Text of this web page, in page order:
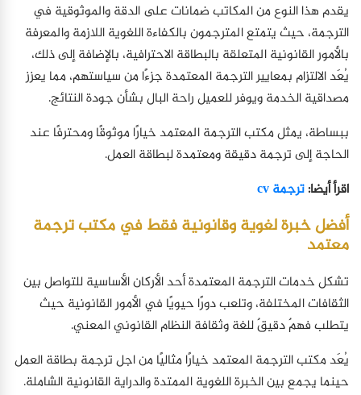
يقدم هذا النوع من المكاتب ضمانات على الدقة والموثوقية في
الترجمة، حيث يتمتع المترجمون بالكفاءة اللغوية اللازمة والمعرفة
بالأمور القانونية المتعلقة بالبطاقة الاحترافية، بالإضافة إلى ذلك،
يُعَد الالتزام بمعايير الترجمة المعتمدة جزءًا من سياستهم، مما يعزز
مصداقية الخدمة ويوفر للعميل راحة البال بشأن جودة النتائج.
ببساطة، يمثل مكتب الترجمة المعتمد خيارًا موثوقًا ومحترفًا عند
الحاجة إلى ترجمة دقيقة ومعتمدة لبطاقة العمل.
اقرأ أيضا:ترجمة cv
أفضل خبرة لغوية وقانونية فقط في مكتب ترجمة
معتمد
تشكل خدمات الترجمة المعتمدة أحد الأركان الأساسية للتواصل بين
الثقافات المختلفة، وتلعب دورًا حيويًا في الأمور القانونية حيث
يتطلب فهمٌ دقيقٌ للغة وثقافة النظام القانوني المعني.
يُعَد مكتب الترجمة المعتمد خيارًا مثاليًا من اجل ترجمة بطاقة العمل
حينما يجمع بين الخبرة اللغوية الممتدة والدراية القانونية الشاملة.